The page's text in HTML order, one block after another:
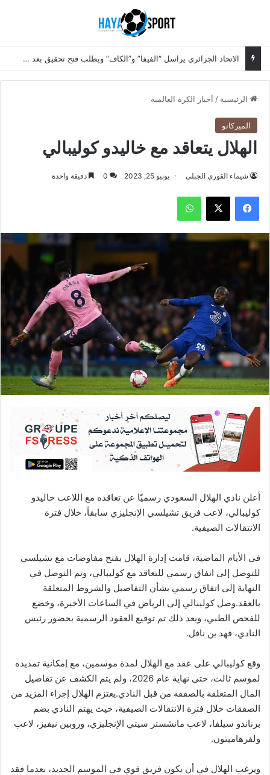
الاتحاد الجزائري يراسل “الفيفا” و”الكاف” ويطلب فتح تحقيق بعد الإقصاء أمام نيجيريا
الرئيسية / أخبار الكرة العالمية
الميركاتو
الهلال يتعاقد مع خاليدو كوليبالي
شيماء القوري الجبلي يونيو 25, 2023 0 دقيقة واحدة
فيسبوك ‫X واتساب
أعلن نادي الهلال السعودي رسميًا عن تعاقده مع اللاعب خاليدو
كوليبالي، لاعب فريق تشيلسي الإنجليزي سابقاً، خلال فترة
الانتقالات الصيفية.
في الأيام الماضية، قامت إدارة الهلال بفتح مفاوضات مع تشيلسي
للتوصل إلى اتفاق رسمي للتعاقد مع كوليبالي، وتم التوصل في
النهاية إلى اتفاق رسمي بشأن التفاصيل والشروط المتعلقة
بالعقد.وصل كوليبالي إلى الرياض في الساعات الأخيرة، وخضع
للفحص الطبي، وبعد ذلك تم توقيع العقود الرسمية بحضور رئيس
النادي، فهد بن نافل.
وقع كوليبالي على عقد مع الهلال لمدة موسمين، مع إمكانية تمديده
لموسم ثالث، حتى نهاية عام 2026، ولم يتم الكشف عن تفاصيل
المال المتعلقة بالصفقة من قبل النادي.يعتزم الهلال إجراء المزيد من
الصفقات خلال فترة الانتقالات الصيفية، حيث يهتم النادي بضم
برناندو سيلفا، لاعب مانشستر سيتي الإنجليزي، وروبين نيفيز، لاعب
ولفرهامبتون.
ويرغب الهلال في أن يكون فريق قوي في الموسم الجديد، بعدما فقد